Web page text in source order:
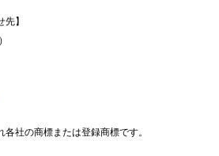
】
社の商標または登録商標です。